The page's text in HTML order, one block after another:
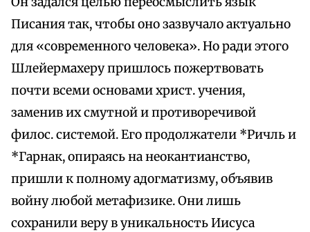
Писания так, чтобы оно зазвучало актуально
для «современного человека». Но ради этого
Шлейермахеру пришлось пожертвовать
почти всеми основами христ. учения,
заменив их смутной и противоречивой
филос. системой. Его продолжатели *Ричль и
*Гарнак, опираясь на неокантианство,
пришли к полному адогматизму, объявив
войну любой метафизике. Они лишь
сохранили веру в уникальность Иисуса